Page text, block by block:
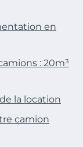
en
: 20m³
la location
camion